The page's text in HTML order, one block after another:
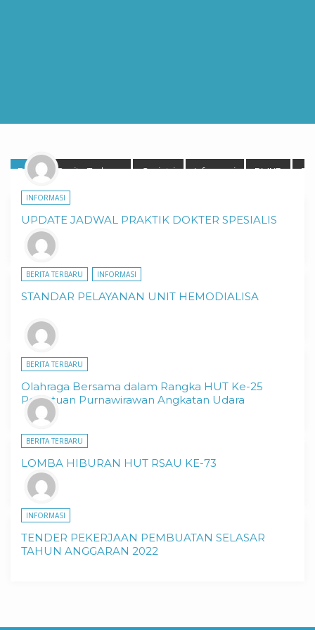
Blog Berita Terbaru Geriatri Informasi PMKP
INFORMASI
UPDATE JADWAL PRAKTIK DOKTER SPESIALIS
BERITA TERBARU INFORMASI
STANDAR PELAYANAN UNIT HEMODIALISA
BERITA TERBARU
Olahraga Bersama dalam Rangka HUT Ke-25
Persatuan Purnawirawan Angkatan Udara
BERITA TERBARU
LOMBA HIBURAN HUT RSAU KE-73
INFORMASI
TENDER PEKERJAAN PEMBUATAN SELASAR
TAHUN ANGGARAN 2022